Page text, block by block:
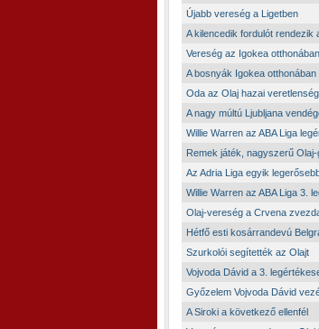
Újabb vereség a Ligetben
A kilencedik fordulót rendezik
Vereség az Igokea otthonában
A bosnyák Igokea
Oda az Olaj hazai
A nagy múltú Ljubljana
Willie Warren az ABA Liga
Remek játék, nagyszerű
Az Adria Liga egyik
Willie Warren az ABA Liga 3.
Olaj-vereség a Crvena
Hétfő esti kosárrandevú
Szurkolói segítették az Olajt
Vojvoda Dávid a 3.
Győzelem Vojvoda Dávid
A Siroki a következő ellenfél